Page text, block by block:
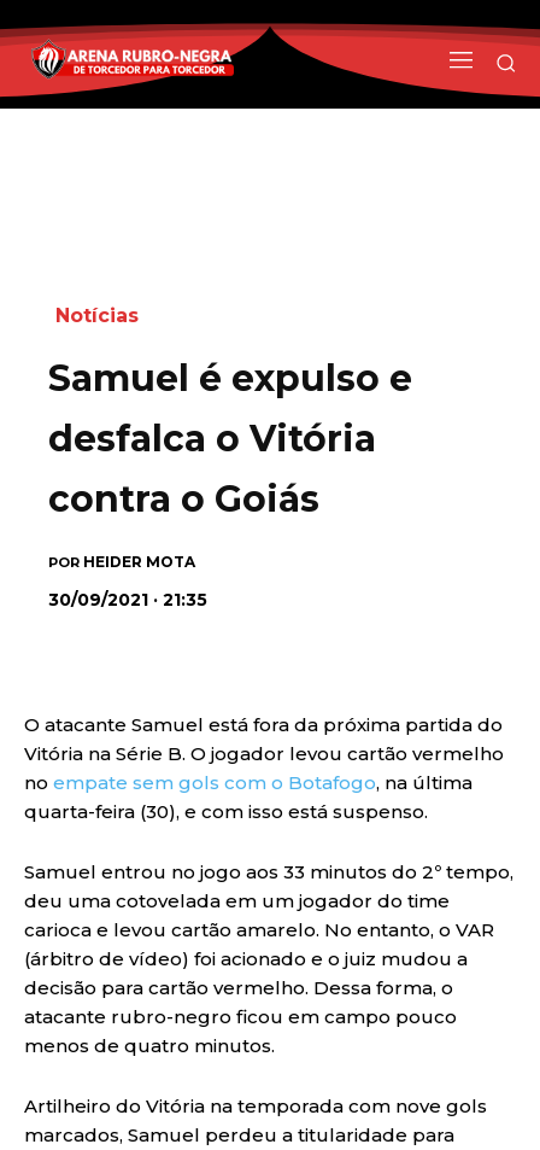
Notícias
Samuel é expulso e
desfalca o Vitória
contra o Goiás
POR HEIDER MOTA
30/09/2021 · 21:35
O atacante Samuel está fora da próxima partida do
Vitória na Série B. O jogador levou cartão vermelho
no empate sem gols com o Botafogo, na última
quarta-feira (30), e com isso está suspenso.
Samuel entrou no jogo aos 33 minutos do 2º tempo,
deu uma cotovelada em um jogador do time
carioca e levou cartão amarelo. No entanto, o VAR
(árbitro de vídeo) foi acionado e o juiz mudou a
decisão para cartão vermelho. Dessa forma, o
atacante rubro-negro ficou em campo pouco
menos de quatro minutos.
Artilheiro do Vitória na temporada com nove gols
marcados, Samuel perdeu a titularidade para